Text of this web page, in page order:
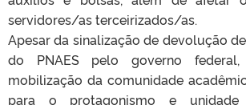
servidores/as terceirizados/as.
Apesar da sinalização de devolução
do PNAES pelo governo
mobilização da comunidade
para o protagonismo e unidade